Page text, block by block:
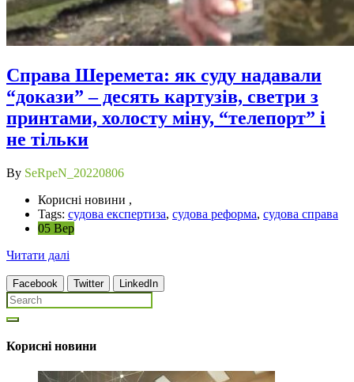
Справа Шеремета: як суду надавали
“докази” – десять картузів, светри з
принтами, холосту міну, “телепорт” і
не тільки
By SeRpeN_20220806
Корисні новини ,
Tags: судова експертиза, судова реформа, судова справа
05 Вер
Читати далі
Facebook Twitter LinkedIn
Корисні новини